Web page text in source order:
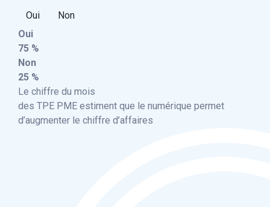
Oui
Non
Oui
75 %
Non
25 %
Le chiffre du mois
des TPE PME estiment que le numérique permet
d’augmenter le chiffre d’affaires